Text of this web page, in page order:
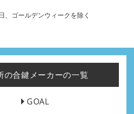
、ゴールデンウィークを除く
の合鍵メーカーの一覧
GOAL